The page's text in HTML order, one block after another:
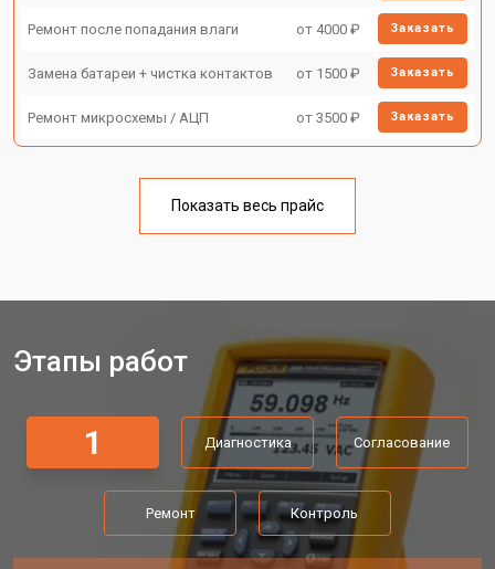
Ремонт после попадания влаги от 4000 ₽ Заказать
Замена батареи + чистка контактов от 1500 ₽ Заказать
Ремонт микросхемы / АЦП от 3500 ₽ Заказать
Показать весь прайс
Этапы работ
1 Диагностика Согласование
Ремонт Контроль